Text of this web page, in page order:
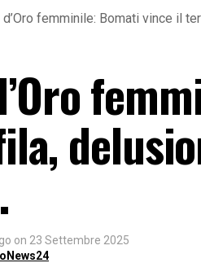
femminile: Bomati vince il
on 23 Settembre 2025